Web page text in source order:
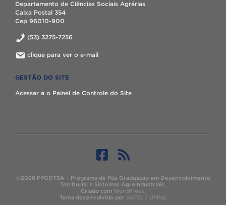
Departamento de Ciências Sociais Agrárias
Caixa Postal 354
Cep 96010-900
(53) 3275-7256
clique para ver o e-mail
GESTÃO DO SITE
Acessar a o Painel de Controle do Site
©2026 PPGDTSA – Programa de Pós Graduação em Desenvolvimento
Territorial e Sistemas Agroindustriais.
Criado com WordPress.
Tema desenvolvido por SGTIC / UFPel.